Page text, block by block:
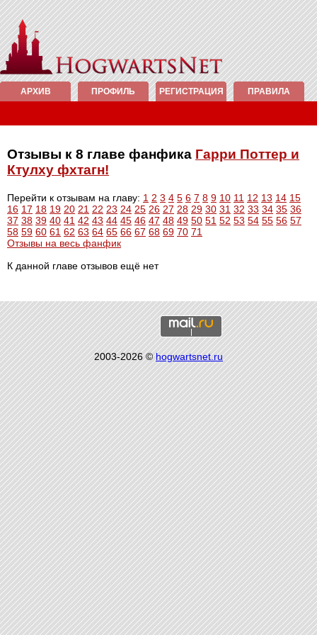
АРХИВ ПРОФИЛЬ РЕГИСТРАЦИЯ ПРАВИЛА
Отзывы к 8 главе фанфика Гарри Поттер и
Ктулху фхтагн!
Перейти к отзывам на главу: 1 2 3 4 5 6 7 8 9 10 11 12 13 14 15
16 17 18 19 20 21 22 23 24 25 26 27 28 29 30 31 32 33 34 35 36
37 38 39 40 41 42 43 44 45 46 47 48 49 50 51 52 53 54 55 56 57
58 59 60 61 62 63 64 65 66 67 68 69 70 71
Отзывы на весь фанфик
К данной главе отзывов ещё нет
2003-2026 ©hogwartsnet.ru